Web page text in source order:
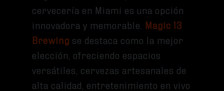
cervecería en Miami es una opción
innovadora y memorable. Magic 13
Brewing se destaca como la mejor
elección, ofreciendo espacios
versátiles, cervezas artesanales de
alta calidad, entretenimiento en vivo